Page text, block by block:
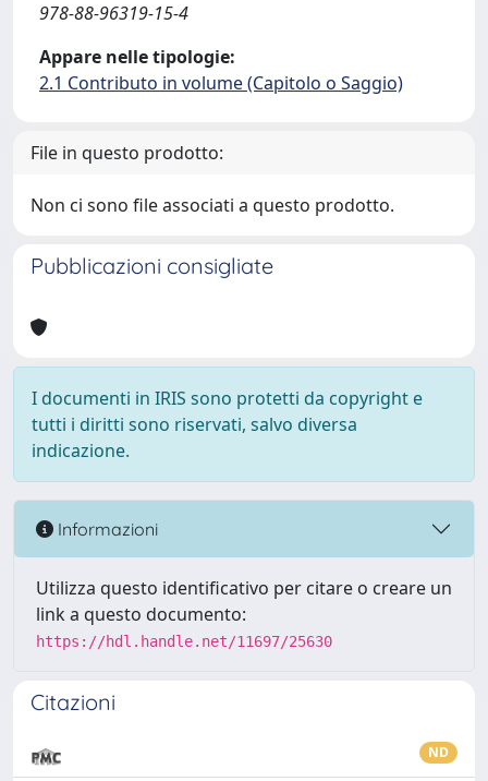
978-88-96319-15-4
Appare nelle tipologie:
2.1 Contributo in volume (Capitolo o Saggio)
File in questo prodotto:
Non ci sono file associati a questo prodotto.
Pubblicazioni consigliate
I documenti in IRIS sono protetti da copyright e
tutti i diritti sono riservati, salvo diversa
indicazione.
Informazioni
Utilizza questo identificativo per citare o creare un
link a questo documento:
https://hdl.handle.net/11697/25630
Citazioni
ND